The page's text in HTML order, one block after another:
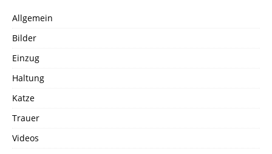
Allgemein
Bilder
Einzug
Haltung
Katze
Trauer
Videos